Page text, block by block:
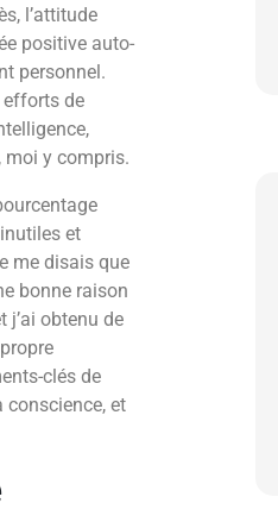
l’attitude
positive auto-
personnel.
efforts de
moi y compris.
et
me disais que
bonne raison
j’ai obtenu de
clés de
conscience, et